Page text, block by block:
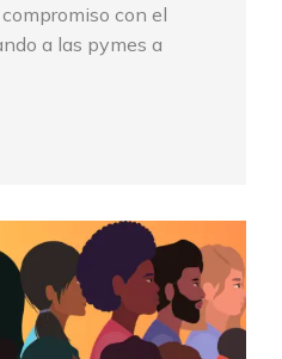
con el
a las pymes a